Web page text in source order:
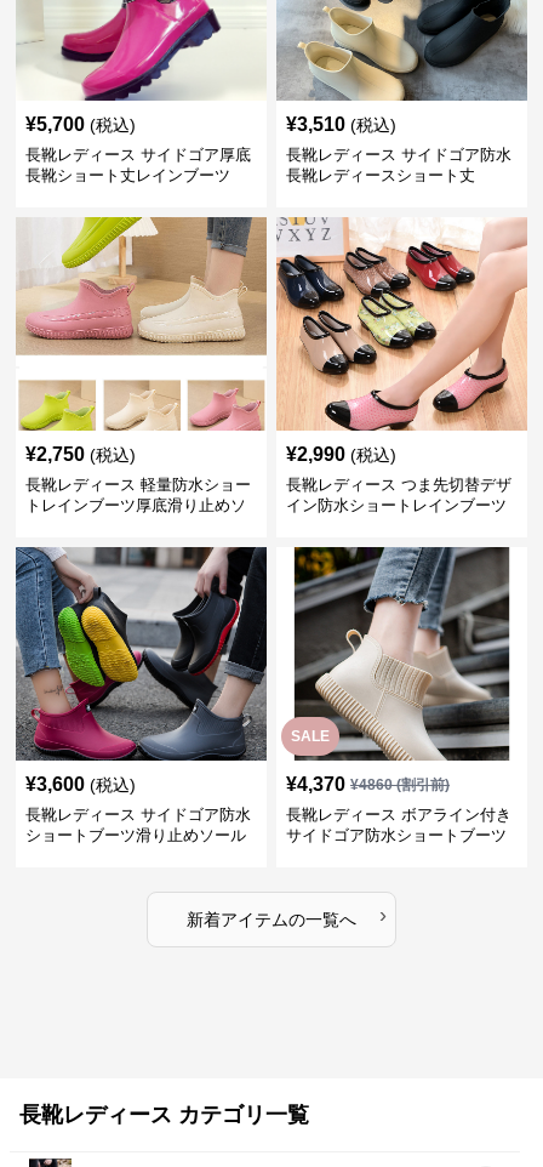
¥5,700 (税込)
長靴レディース サイドゴア厚底
長靴ショート丈レインブーツ
¥3,510 (税込)
長靴レディース サイドゴア防水
長靴レディースショート丈
¥2,750 (税込)
長靴レディース 軽量防水ショー
トレインブーツ厚底滑り止めソ
¥2,990 (税込)
長靴レディース つま先切替デザ
イン防水ショートレインブーツ
¥3,600 (税込)
長靴レディース サイドゴア防水
ショートブーツ滑り止めソール
SALE
¥4,370 ¥4860(割引前)
長靴レディース ボアライン付き
サイドゴア防水ショートブーツ
新着アイテムの一覧へ ›
長靴レディース カテゴリ一覧